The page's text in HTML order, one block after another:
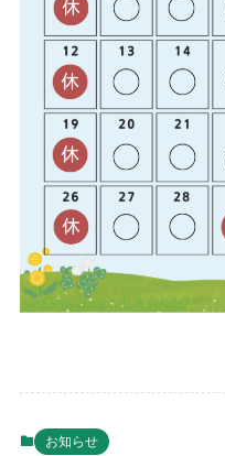
お知らせ